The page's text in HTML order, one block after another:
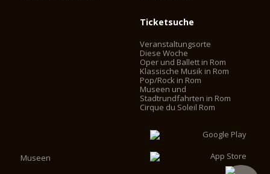
Ticketsuche
Veranstaltungsorte
Diese Woche
Oper und Ballett in Rom
Klassische Musik in Rom
Pop/Rock in Rom
Museen und
Stadtrundfahrten in Rom
Cirque du Soleil Rom
Museen